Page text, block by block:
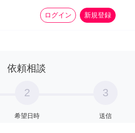
ログイン 新規登録
家事 more_horiz
依頼相談
2
希望日時
3
送信